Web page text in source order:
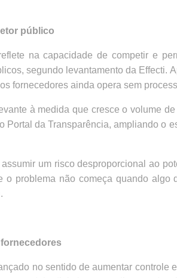
público
na capacidade de competir e
segundo levantamento da Effecti.
fornecedores ainda opera sem
à medida que cresce o volume
Portal da Transparência, ampliando
um risco desproporcional ao
o problema não começa quando
no sentido de aumentar